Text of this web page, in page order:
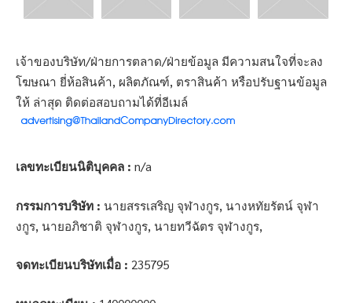
เจ้าของบริษัท/ฝ่ายการตลาด/ฝ่ายข้อมูล มีความสนใจที่จะลง
โฆษณา ยี่ห้อสินค้า, ผลิตภัณฑ์, ตราสินค้า หรือปรับฐานข้อมูล
ให้ ล่าสุด ติดต่อสอบถามได้ที่อีเมล์
เลขทะเบียนนิติบุคคล : n/a
กรรมการบริษัท : นายสรรเสริญ จุฬางกูร, นางหทัยรัตน์ จุฬา
งกูร, นายอภิชาติ จุฬางกูร, นายทวีฉัตร จุฬางกูร,
จดทะเบียนบริษัทเมื่อ : 235795